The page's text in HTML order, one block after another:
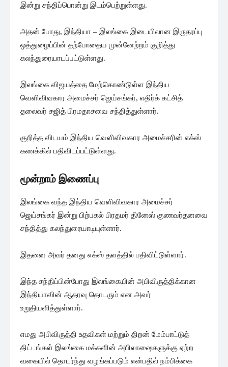
இன்று சந்திப்பொன்று இடம்பெற்றுள்ளது.
அதன் போது, இந்தியா – இலங்கை இடையிலான இருதரப்பு
ஒத்துழைப்பின் தற்போதைய முன்னேற்றம் குறித்து
கலந்துரையாடப்பட்டுள்ளது.
இலங்கை விஜயத்தை மேற்கொண்டுள்ள இந்திய
வெளிவிவகார அமைச்சர் ஜெய்சங்கர், எதிர்க் கட்சித்
தலைவர் சஜித் பிரமதாசவை சந்தித்துள்ளார்.
குறித்த விடயம் இந்திய வெளிவிவகார அமைச்சரின் எக்ஸ்
கணக்கில் பதிவிடப்பட்டுள்ளது.
மூன்றாம் இணைப்பு
இலங்கை வந்த இந்திய வெளிவிவகார அமைச்சர்
ஜெய்சங்கர் இன்று பிற்பகல் பிரதமர் தினேஸ் குணவர்தனவை
சந்தித்து கலந்துரையாடியுள்ளார்.
இதனை அவர் தனது எக்ஸ் தளத்தில் பதிவிட்டுள்ளார்.
இந்த சந்திப்பின்போது இலங்கையின் அபிவிருத்திக்கான
இந்தியாவின் ஆதரவு தொடரும் என அவர்
உறுதியளித்துள்ளார்.
எமது அபிவிருத்தி உதவிகள் மற்றும் திறன் மேம்பாட்டுத்
திட்டங்கள் இலங்கை மக்களின் அபிலாஷைகளுக்கு ஏற்ற
வகையில் தொடர்ந்து வழங்கப்படும் என்பதில் நம்பிக்கை